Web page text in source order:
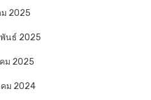
2025
นธ์ 2025
ม 2025
ม 2024